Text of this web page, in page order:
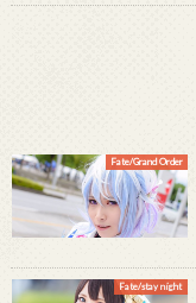
Fate/Grand Order
Fate/stay night